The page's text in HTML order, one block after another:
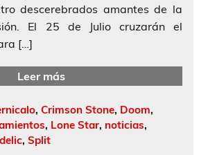
descerebrados amantes de la
El 25 de Julio cruzarán el
[…]
Leer más
, Crimson Stone, Doom,
, Lone Star, noticias,
, Split